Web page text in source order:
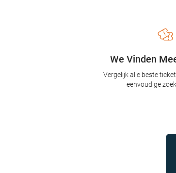
We Vinden
Vergelijk alle beste
eenvoudige